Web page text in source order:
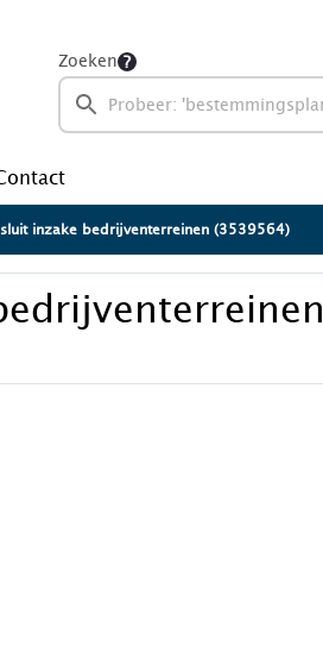
Zoeken
inzake bedrijventerreinen (3539564)